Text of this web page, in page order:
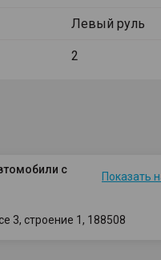
Левый руль
2
с
Показать
3, строение 1, 188508